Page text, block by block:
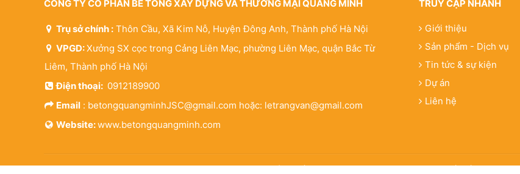
CÔNG TY CỔ PHẦN BÊ TÔNG XÂY DỰNG VÀ THƯƠNG MẠI QUANG MINH
Trụ sở chính : Thôn Cầu, Xã Kim Nỗ, Huyện Đông Anh, Thành phố Hà Nội
VPGD:Xưởng SX cọc trong Cảng Liên Mạc, phường Liên Mạc, quận Bắc Từ
Liêm, Thành phố Hà Nội
Điện thoại: 0912189900
Email : betongquangminhJSC@gmail.com hoặc: letrangvan@gmail.com
Website:www.betongquangminh.com
TRUY CẬP NHANH
Giới thiệu
Sản phẩm - Dịch vụ
Tin tức & sự kiện
Dự án
Liên hệ
© 2021 Bản quyền thuộc betongquangminh.com. Thiết kế website &